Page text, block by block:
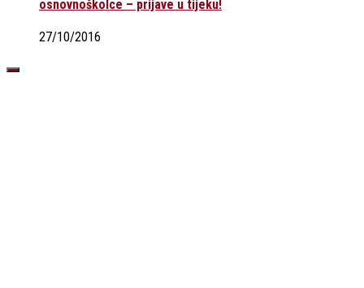
osnovnoškolce – prijave u tijeku!
27/10/2016